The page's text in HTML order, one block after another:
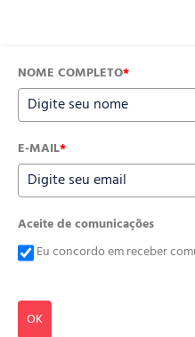
NOME COMPLETO*
E-MAIL*
Aceite de comunicações
Eu concordo em receber
OK